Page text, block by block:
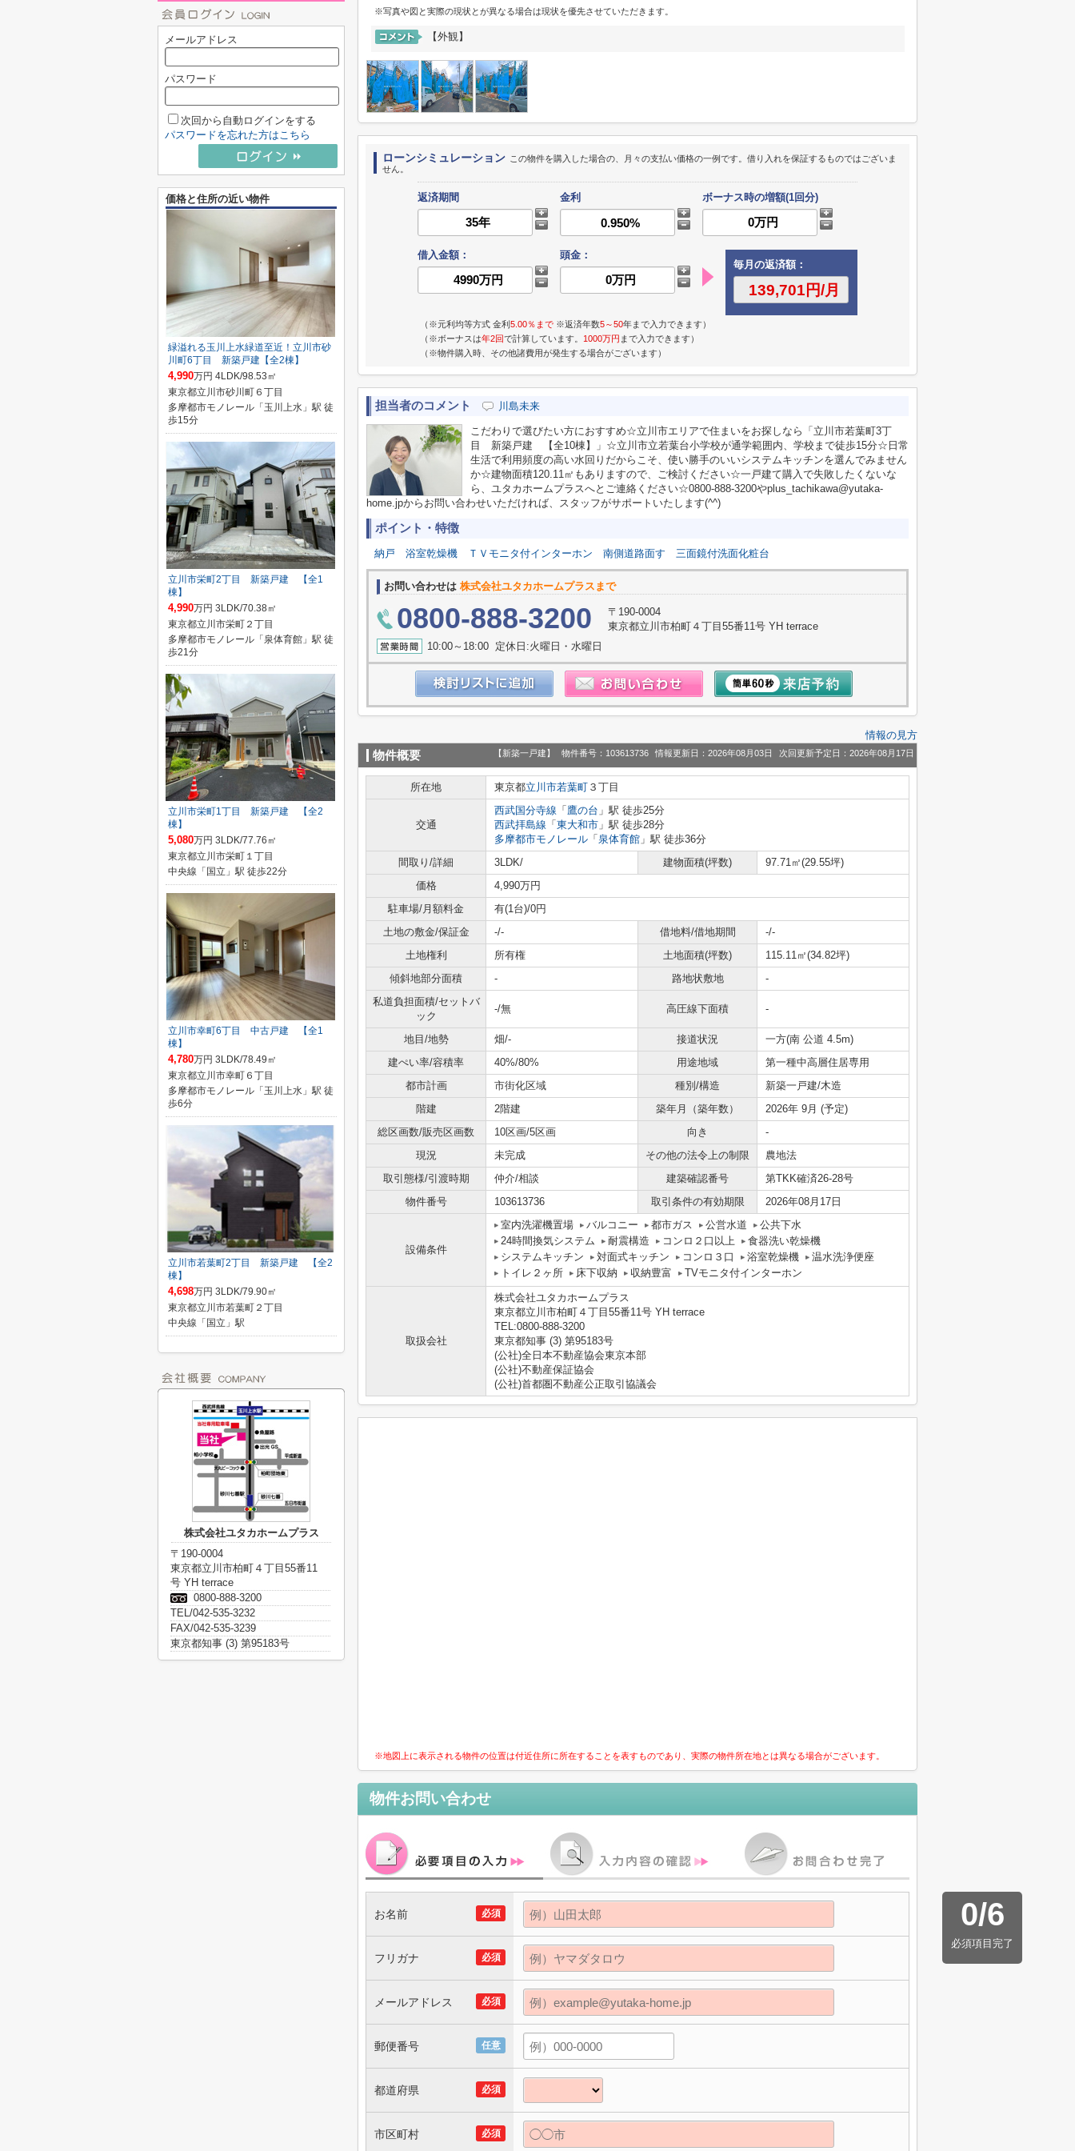
※写真や図と実際の現状とが異なる場合は現状を優先させていただきます。
【外観】
ローンシミュレーション この物件を購入した場合の、月々の支払い価格の一例です。借り入れを保証するものではございま
せん。
返済期間 金利 ボーナス時の増額(1回分)
借入金額：
頭金：
毎月の返済額：
（※元利均等方式 金利5.00％まで ※返済年数5～50年まで入力できます）
（※ボーナスは年2回で計算しています。 1000万円 まで入力できます）
（※物件購入時、その他諸費用が発生する場合がございます）
担当者のコメント 川島未来
こだわりで選びたい方におすすめ☆立川市エリアで住まいをお探しなら「立川市若葉町3丁
目 新築戸建 【全10棟】」☆立川市立若葉台小学校が通学範囲内、学校まで徒歩15分☆日常
生活で利用頻度の高い水回りだからこそ、使い勝手のいいシステムキッチンを選んでみません
か☆建物面積120.11㎡もありますので、ご検討ください☆一戸建て購入で失敗したくないな
ら、ユタカホームプラスへとご連絡ください☆0800-888-3200やplus_tachikawa@yutaka-
home.jpからお問い合わせいただければ、スタッフがサポートいたします(^^)
ポイント・特徴
納戸 浴室乾燥機 ＴＶモニタ付インターホン 南側道路面す 三面鏡付洗面化粧台
お問い合わせは 株式会社ユタカホームプラスまで
0800-888-3200
〒190-0004
東京都立川市柏町４丁目55番11号 YH terrace
10:00～18:00 定休日:火曜日・水曜日
情報の見方
物件概要 【新築一戸建】 物件番号：103613736 情報更新日：2026年08月03日 次回更新予定日：2026年08月17日
所在地 東京都立川市若葉町 ３丁目
交通
西武国分寺線 「 鷹の台 」駅 徒歩25分
西武拝島線 「 東大和市 」駅 徒歩28分
多摩都市モノレール 「 泉体育館 」駅 徒歩36分
間取り/詳細
3LDK/ 建物面積(坪数)
97.71㎡(29.55坪)
価格
4,990万円
駐車場/月額料金
有(1台)/0円
土地の敷金/保証金
-/- 借地料/借地期間
-/-
土地権利
所有権 土地面積(坪数)
115.11㎡(34.82坪)
傾斜地部分面積
- 路地状敷地
-
私道負担面積/セットバ
ック
-/無 高圧線下面積 -
地目/地勢 畑/- 接道状況
一方(南 公道 4.5m)
建ぺい率/容積率
40%/80% 用途地域
第一種中高層住居専用
都市計画
市街化区域 種別/構造
新築一戸建/木造
階建
2階建 築年月（築年数）
2026年 9月 (予定)
総区画数/販売区画数
10区画/5区画 向き
-
現況
未完成 その他の法令上の制限
農地法
取引態様/引渡時期
仲介/相談 建築確認番号
第TKK確済26-28号
物件番号
103613736 取引条件の有効期限 2026年08月17日
設備条件
室内洗濯機置場 バルコニー 都市ガス 公営水道
公共下水
24時間換気システム
耐震構造 コンロ２口以上
食器洗い乾燥機
システムキッチン
対面式キッチン コンロ３口 浴室乾燥機
温水洗浄便座
トイレ２ヶ所
床下収納 収納豊富 TVモニタ付インターホン
取扱会社
株式会社ユタカホームプラス
東京都立川市柏町４丁目55番11号 YH terrace
TEL:0800-888-3200
東京都知事 (3) 第95183号
(公社)全日本不動産協会東京本部
(公社)不動産保証協会
(公社)首都圏不動産公正取引協議会
※地図上に表示される物件の位置は付近住所に所在することを表すものであり、実際の物件所在地とは異なる場合がございます。
物件お問い合わせ
0/6
必須項目完了
必須
お名前
必須
フリガナ
必須
メールアドレス
任意
郵便番号
必須
都道府県
必須
市区町村
メールアドレス
パスワード
次回から自動ログインをする
パスワードを忘れた方はこちら
価格と住所の近い物件
緑溢れる玉川上水緑道至近！立川市砂
川町6丁目 新築戸建【全2棟】
4,990万円 4LDK/98.53㎡
東京都立川市砂川町６丁目
多摩都市モノレール「玉川上水」駅 徒
歩15分
立川市栄町2丁目 新築戸建 【全1
棟】
4,990万円 3LDK/70.38㎡
東京都立川市栄町２丁目
多摩都市モノレール「泉体育館」駅 徒
歩21分
立川市栄町1丁目 新築戸建 【全2
棟】
5,080万円 3LDK/77.76㎡
東京都立川市栄町１丁目
中央線「国立」駅 徒歩22分
立川市幸町6丁目 中古戸建 【全1
棟】
4,780万円 3LDK/78.49㎡
東京都立川市幸町６丁目
多摩都市モノレール「玉川上水」駅 徒
歩6分
立川市若葉町2丁目 新築戸建 【全2
棟】
4,698万円 3LDK/79.90㎡
東京都立川市若葉町２丁目
中央線「国立」駅
株式会社ユタカホームプラス
〒190-0004
東京都立川市柏町４丁目55番11
号 YH terrace
0800-888-3200
TEL/042-535-3232
FAX/042-535-3239
東京都知事 (3) 第95183号